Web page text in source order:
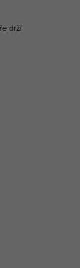
drží